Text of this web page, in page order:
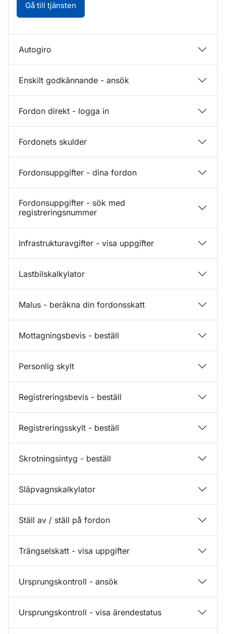
Gå till tjänsten
Autogiro
Enskilt godkännande - ansök
Fordon direkt - logga in
Fordonets skulder
Fordonsuppgifter - dina fordon
Fordonsuppgifter - sök med
registreringsnummer
Infrastrukturavgifter - visa uppgifter
Lastbilskalkylator
Malus - beräkna din fordonsskatt
Mottagningsbevis - beställ
Personlig skylt
Registreringsbevis - beställ
Registreringsskylt - beställ
Skrotningsintyg - beställ
Släpvagnskalkylator
Ställ av / ställ på fordon
Trängselskatt - visa uppgifter
Ursprungskontroll - ansök
Ursprungskontroll - visa ärendestatus